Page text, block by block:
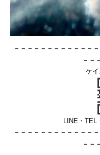
－－－－－－－－－－－－
－－
ケ
LINE・TEL
－－－－－－－－－－－－
－－